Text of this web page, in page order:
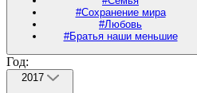
#Сохранение мира
#Любовь
#Братья наши меньшие
Год:
2017